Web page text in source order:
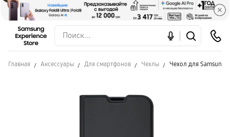
Главная Аксессуары Для смартфонов Чехлы Чехол для Samsung